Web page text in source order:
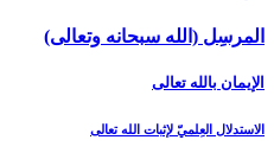
المرسِل (الله سبحانه وتعالى)
الإيمان بالله تعالى‏
الاستدلال العِلميّ لإثبات الله تعالى‏